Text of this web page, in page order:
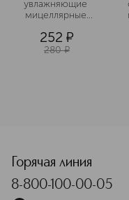
увлажняющие
мицеллярные
коллагеном и
алоэт
252 ¤
280 ¤
Горячая линия
8-800-100-00-05